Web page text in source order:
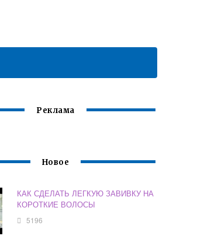
Реклама
Новое
КАК СДЕЛАТЬ ЛЕГКУЮ ЗАВИВКУ НА
КОРОТКИЕ ВОЛОСЫ
5196